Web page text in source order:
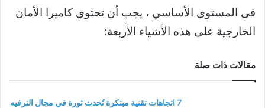
في المستوى الأساسي ، يجب أن تحتوي كاميرا الأمان
الخارجية على هذه الأشياء الأربعة:
مقالات ذات صلة
7 اتجاهات تقنية مبتكرة تُحدث ثورة في مجال الترفيه